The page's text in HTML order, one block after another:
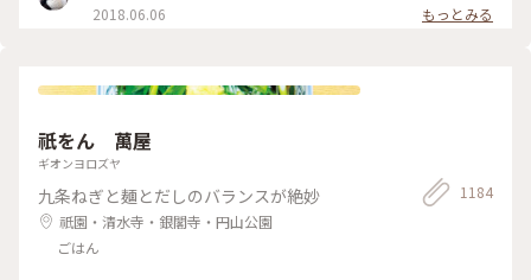
2018.06.06
もっとみる
祇をん 萬屋
ギオンヨロズヤ
九条ねぎと麺とだしのバランスが絶妙
祇園・清水寺・銀閣寺・円山公園
ごはん
1184